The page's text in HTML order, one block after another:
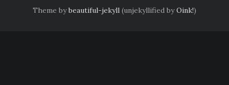
Theme bybeautiful-jekyll (unjekyllified byOink!)